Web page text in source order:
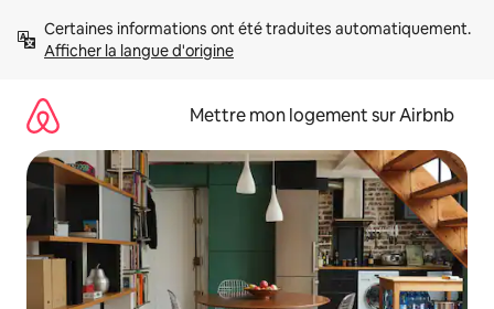
directement
Afficher la langue d'origine
Mettre mon logement sur Airbnb